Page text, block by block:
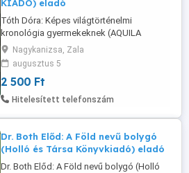
KIADÓ) eladó
Tóth Dóra: Képes világtörténelmi
kronológia gyermekeknek (AQUILA
KIADÓ) jó állapotban eladó! Ár: 2500 Ft
Átvehető Nagykanizsán, postázni tudom.
Érdeklődni: a 30/427-7142-s telefonon.
Nagykanizsa, Zala
augusztus 5
2 500 Ft
Hitelesített telefonszám
Dr. Both Előd: A Föld nevű bolygó
(Holló és Társa Könyvkiadó) eladó
Dr. Both Előd: A Föld nevű bolygó (Holló